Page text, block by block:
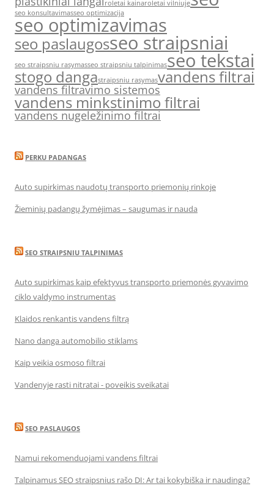
roletai kainaroletai vilniuje
seo konsultavimasseo optimizacija
seo optimizavimas
seo paslaugosseo straipsniai
seo straipsniu rasymasseo straipsniu talpinimasseo tekstai
stogo dangastraipsniu rasymasvandens filtrai
vandens filtravimo sistemos
vandens minkstinimo filtrai
vandens nugeležinimo filtrai
PERKU PADANGAS
Auto supirkimas naudotų transporto priemonių rinkoje
Žieminių padangų žymėjimas – saugumas ir nauda
SEO STRAIPSNIU TALPINIMAS
Auto supirkimas kaip efektyvus transporto priemonės gyvavimo
ciklo valdymo instrumentas
Klaidos renkantis vandens filtrą
Nano danga automobilio stiklams
Kaip veikia osmoso filtrai
Vandenyje rasti nitratai - poveikis sveikatai
SEO PASLAUGOS
Namui rekomenduojami vandens filtrai
Talpinamus SEO straipsnius rašo DI: Ar tai kokybiška ir naudinga?